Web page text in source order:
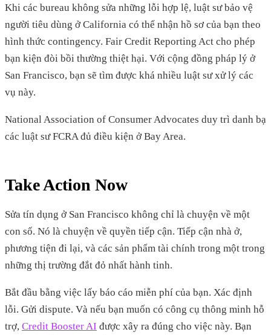
Khi các bureau không sửa những lỗi hợp lệ, luật sư bảo vệ
người tiêu dùng ở California có thể nhận hồ sơ của bạn theo
hình thức contingency. Fair Credit Reporting Act cho phép
bạn kiện đòi bồi thường thiệt hại. Với cộng đồng pháp lý ở
San Francisco, bạn sẽ tìm được khá nhiều luật sư xử lý các
vụ này.
National Association of Consumer Advocates duy trì danh bạ
các luật sư FCRA đủ điều kiện ở Bay Area.
Take Action Now
Sửa tín dụng ở San Francisco không chỉ là chuyện về một
con số. Nó là chuyện về quyền tiếp cận. Tiếp cận nhà ở,
phương tiện đi lại, và các sản phẩm tài chính trong một trong
những thị trường đắt đỏ nhất hành tinh.
Bắt đầu bằng việc lấy báo cáo miễn phí của bạn. Xác định
lỗi. Gửi dispute. Và nếu bạn muốn có công cụ thông minh hỗ
trợ, Credit Booster AI được xây ra đúng cho việc này. Bạn